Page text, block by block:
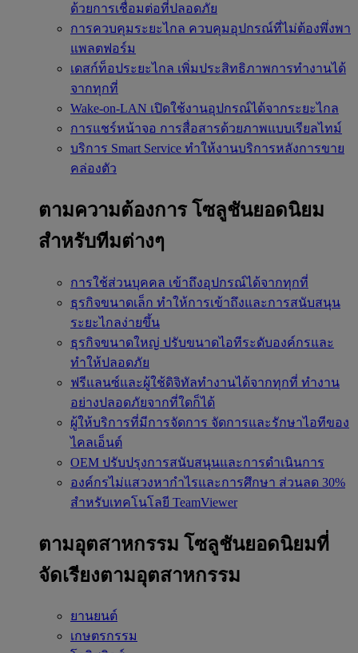
ด้วยการเชื่อมต่อที่ปลอดภัย
การควบคุมระยะไกล ควบคุมอุปกรณ์ที่ไม่ต้องพึ่งพา
แพลตฟอร์ม
เดสก์ท็อประยะไกล เพิ่มประสิทธิภาพการทำงานได้
จากทุกที่
Wake-on-LAN เปิดใช้งานอุปกรณ์ได้จากระยะไกล
การแชร์หน้าจอ การสื่อสารด้วยภาพแบบเรียลไทม์
บริการ Smart Service ทำให้งานบริการหลังการขาย
คล่องตัว
ตามความต้องการ โซลูชันยอดนิยม
สำหรับทีมต่างๆ
การใช้ส่วนบุคคล เข้าถึงอุปกรณ์ได้จากทุกที่
ธุรกิจขนาดเล็ก ทำให้การเข้าถึงและการสนับสนุน
ระยะไกลง่ายขึ้น
ธุรกิจขนาดใหญ่ ปรับขนาดไอทีระดับองค์กรและ
ทำให้ปลอดภัย
ฟรีแลนซ์และผู้ใช้ดิจิทัลทำงานได้จากทุกที่ ทำงาน
อย่างปลอดภัยจากที่ใดก็ได้
ผู้ให้บริการที่มีการจัดการ จัดการและรักษาไอทีของ
ไคลเอ็นต์
OEM ปรับปรุงการสนับสนุนและการดำเนินการ
องค์กรไม่แสวงหากำไรและการศึกษา ส่วนลด 30%
สำหรับเทคโนโลยี TeamViewer
ตามอุตสาหกรรม โซลูชันยอดนิยมที่
จัดเรียงตามอุตสาหกรรม
ยานยนต์
เกษตรกรรม